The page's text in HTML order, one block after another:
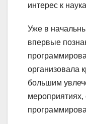
интерес к
Уже в
впервые
организовала
большим